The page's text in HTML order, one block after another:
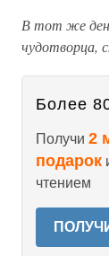
В тот же
чудотворца,
Более
Получи 2
подарок
чтением